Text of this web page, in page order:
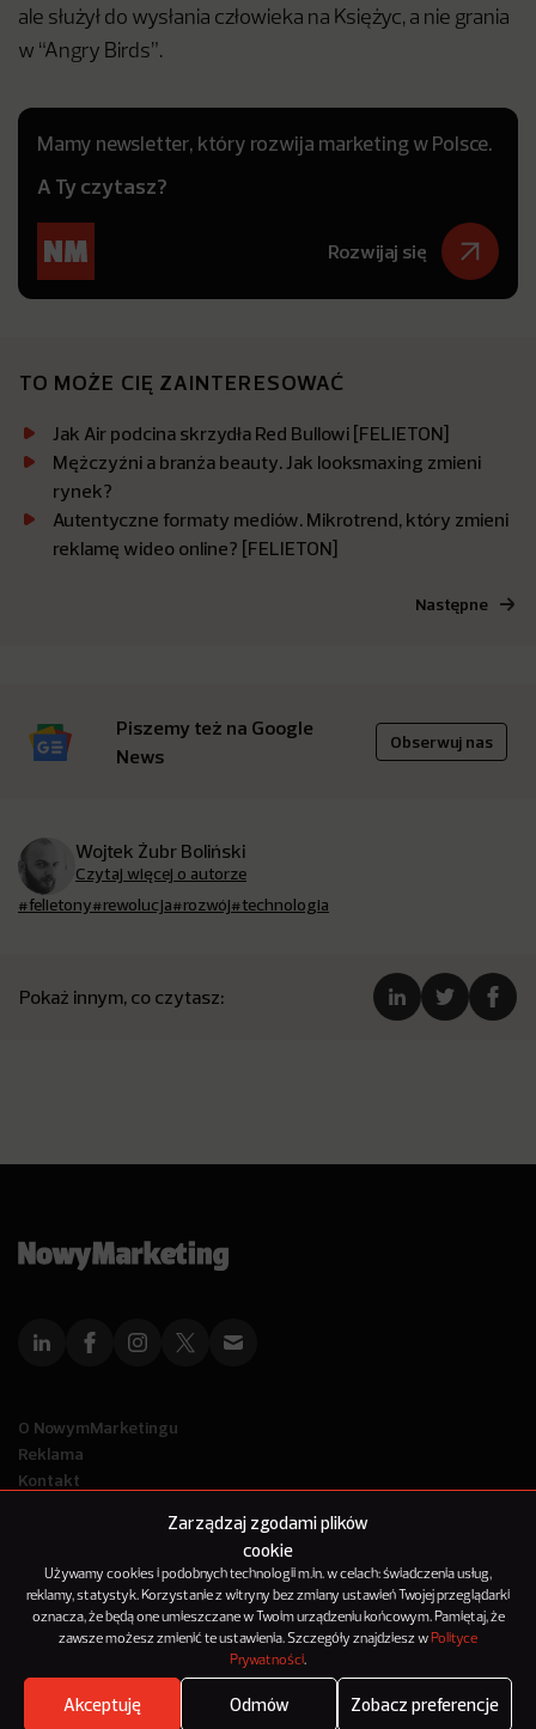
Zarządzaj zgodami plików
cookie
Używamy cookies i podobnych technologii m.in. w celach: świadczenia usług,
reklamy, statystyk. Korzystanie z witryny bez zmiany ustawień Twojej przeglądarki
oznacza, że będą one umieszczane w Twoim urządzeniu końcowym. Pamiętaj, że
zawsze możesz zmienić te ustawienia. Szczegóły znajdziesz w Polityce
Prywatności.
Akceptuję Odmów Zobacz preferencje
ale służył do wysłania człowieka na Księżyc, a nie grania
w “Angry Birds”.
Mamy newsletter, który rozwija marketing w Polsce.
A Ty czytasz?
Rozwijaj się
TO MOŻE CIĘ ZAINTERESOWAĆ
Jak Air podcina skrzydła Red Bullowi [FELIETON]
Mężczyźni a branża beauty. Jak looksmaxing zmieni
rynek?
Autentyczne formaty mediów. Mikrotrend, który zmieni
reklamę wideo online? [FELIETON]
Następne
Piszemy też na Google
News
Obserwuj nas
Wojtek Żubr Boliński
Czytaj więcej o autorze
#felietony#rewolucja#rozwój#technologia
Pokaż innym, co czytasz:
Where's the beef?
O NowymMarketingu
Reklama
Kontakt
© 2012-2025
NowyMarketing jest marką 143Media Sp. z o.o.